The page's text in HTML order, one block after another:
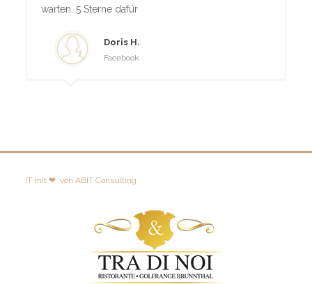
warten. 5 Sterne dafür
Doris H.
Facebook
IT mit ❤ vonABIT Consulting